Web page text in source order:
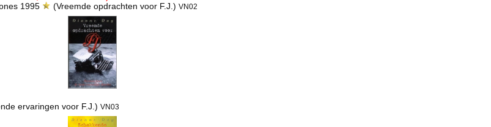
1995 (Vreemde opdrachten voor F.J.)VN02
ervaringen voor F.J.)VN03